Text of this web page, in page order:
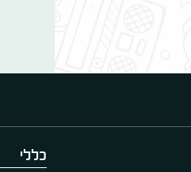
כללי